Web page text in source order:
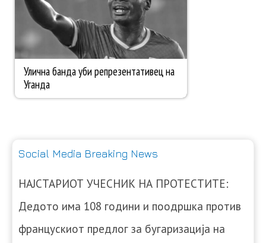
Social Media Breaking News
НАЈСТАРИОТ УЧЕСНИК НА ПРОТЕСТИТЕ:
Дедото има 108 години и поодршка против
францускиот предлог за бугаризација на